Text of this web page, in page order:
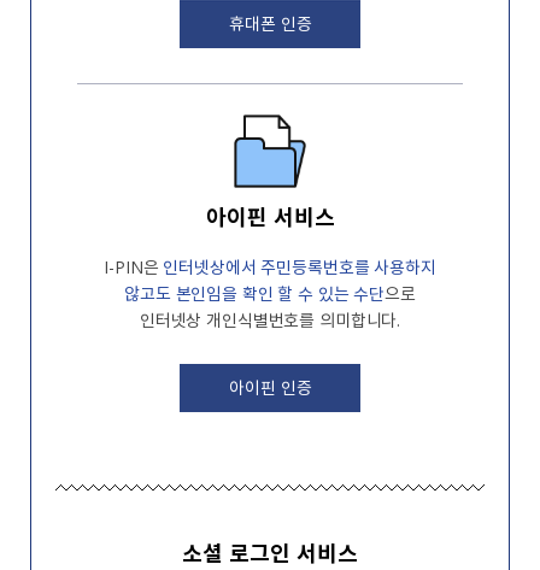
휴대폰 인증
아이핀 서비스
I-PIN은 인터넷상에서 주민등록번호를사용하지
않고도 본인임을 확인 할 수 있는 수단으로
인터넷상 개인식별번호를 의미합니다.
아이핀 인증
소셜 로그인 서비스